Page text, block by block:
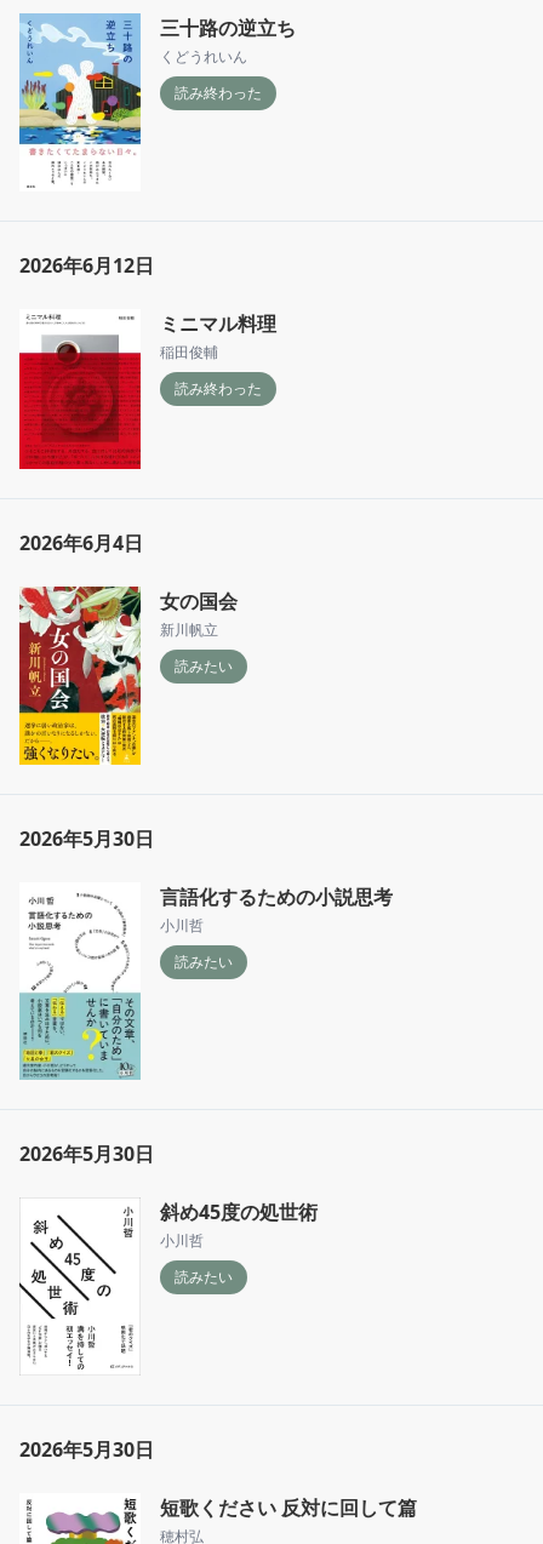
三十路の逆立ち
くどうれいん
読み終わった
2026年6月12日
ミニマル料理
稲田俊輔
読み終わった
2026年6月4日
女の国会
新川帆立
読みたい
2026年5月30日
言語化するための小説思考
小川哲
読みたい
2026年5月30日
斜め45度の処世術
小川哲
読みたい
2026年5月30日
短歌ください 反対に回して篇
穂村弘